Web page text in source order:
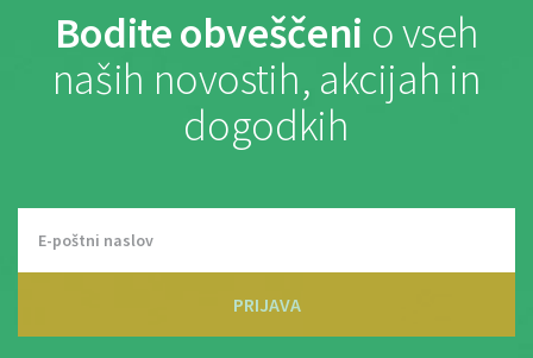
Bodite obveščeni o vseh
naših novostih, akcijah in
dogodkih
PRIJAVA